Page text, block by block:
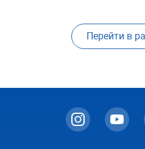
Перейти в